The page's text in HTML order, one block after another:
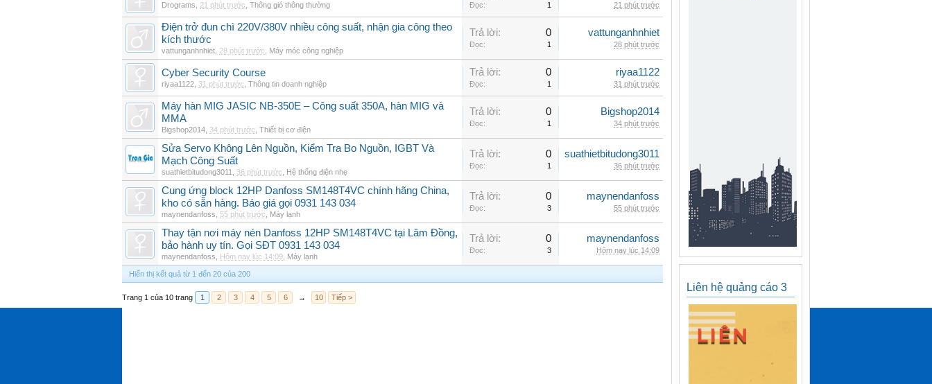
Drograms 21 phút trước Thông gió thông thường Đọc: 1 21 phút trước
Điện trở đun chì 220V/380V nhiều công suất, nhận gia công theo
kích thước
vattunganhnhiet 28 phút trước Máy móc công nghiệp
Trả lời: 0
Đọc: 1
vattunganhnhiet
28 phút trước
Cyber Security Course
riyaa1122 31 phút trước Thông tin doanh nghiệp
Trả lời: 0
Đọc: 1
riyaa1122
31 phút trước
Máy hàn MIG JASIC NB-350E – Công suất 350A, hàn MIG và
MMA
Bigshop2014 34 phút trước Thiết bị cơ điện
Trả lời: 0
Đọc: 1
Bigshop2014
34 phút trước
Sửa Servo Không Lên Nguồn, Kiểm Tra Bo Nguồn, IGBT Và
Mạch Công Suất
suathietbitudong3011 36 phút trước Hệ thống điện nhẹ
Trả lời: 0
Đọc: 1
suathietbitudong3011
36 phút trước
Cung ứng block 12HP Danfoss SM148T4VC chính hãng China,
kho có sẵn hàng. Báo giá gọi 0931 143 034
maynendanfoss 55 phút trước Máy lạnh
Trả lời: 0
Đọc: 3
maynendanfoss
55 phút trước
Thay tận nơi máy nén Danfoss 12HP SM148T4VC tại Lâm Đồng,
bảo hành uy tín. Gọi SĐT 0931 143 034
maynendanfoss Hôm nay lúc 14:09 Máy lạnh
Trả lời: 0
Đọc: 3
maynendanfoss
Hôm nay lúc 14:09
Hiển thị kết quả từ 1 đến 20 của 200
Trang 1 của 10 trang 1 2 3 4 5 6 → 10 Tiếp >
Liên hệ quảng cáo 3